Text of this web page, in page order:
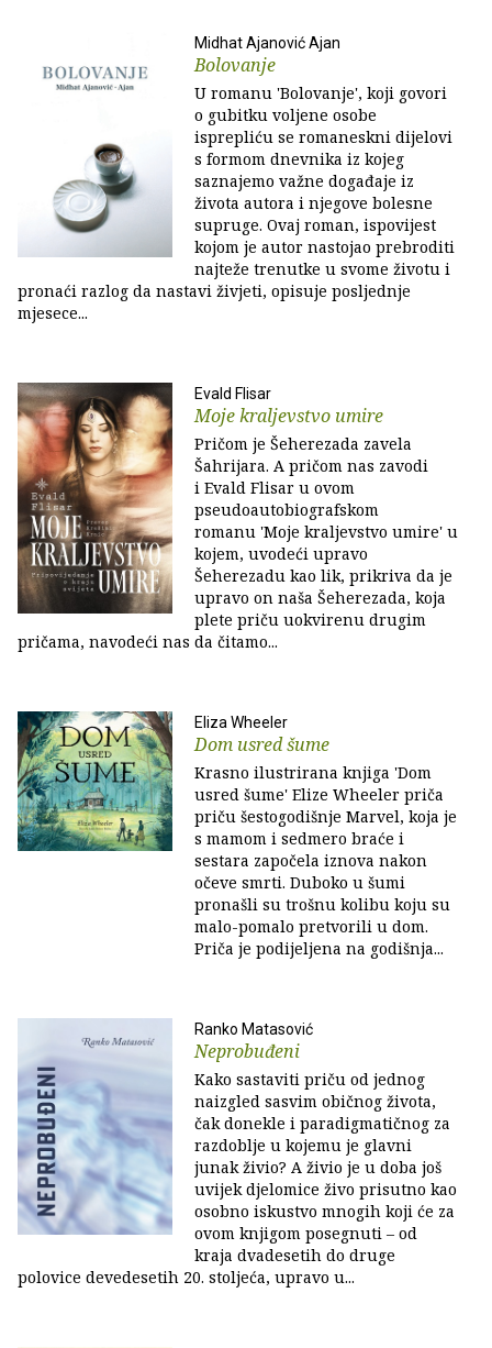
Midhat Ajanović Ajan
Bolovanje
U romanu 'Bolovanje', koji govori
o gubitku voljene osobe
isprepliću se romaneskni dijelovi
s formom dnevnika iz kojeg
saznajemo važne događaje iz
života autora i njegove bolesne
supruge. Ovaj roman, ispovijest
kojom je autor nastojao prebroditi
najteže trenutke u svome životu i
pronaći razlog da nastavi živjeti, opisuje posljednje
mjesece...
Evald Flisar
Moje kraljevstvo umire
Pričom je Šeherezada zavela
Šahrijara. A pričom nas zavodi
i Evald Flisar u ovom
pseudoautobiografskom
romanu 'Moje kraljevstvo umire' u
kojem, uvodeći upravo
Šeherezadu kao lik, prikriva da je
upravo on naša Šeherezada, koja
plete priču uokvirenu drugim
pričama, navodeći nas da čitamo...
Eliza Wheeler
Dom usred šume
Krasno ilustrirana knjiga 'Dom
usred šume' Elize Wheeler priča
priču šestogodišnje Marvel, koja je
s mamom i sedmero braće i
sestara započela iznova nakon
očeve smrti. Duboko u šumi
pronašli su trošnu kolibu koju su
malo-pomalo pretvorili u dom.
Priča je podijeljena na godišnja...
Ranko Matasović
Neprobuđeni
Kako sastaviti priču od jednog
naizgled sasvim običnog života,
čak donekle i paradigmatičnog za
razdoblje u kojemu je glavni
junak živio? A živio je u doba još
uvijek djelomice živo prisutno kao
osobno iskustvo mnogih koji će za
ovom knjigom posegnuti – od
kraja dvadesetih do druge
polovice devedesetih 20. stoljeća, upravo u...